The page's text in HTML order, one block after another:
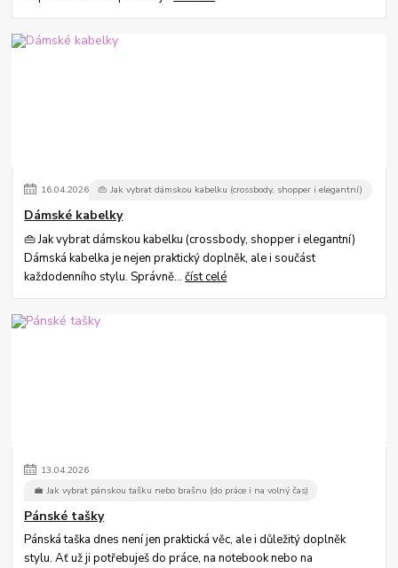
16.04.2026 👜 Jak vybrat dámskou kabelku (crossbody, shopper i elegantní)
Dámské kabelky
👜 Jak vybrat dámskou kabelku (crossbody, shopper i elegantní)
Dámská kabelka je nejen praktický doplněk, ale i součást
každodenního stylu. Správně...číst celé
13.04.2026
💼 Jak vybrat pánskou tašku nebo brašnu (do práce i na volný čas)
Pánské tašky
Pánská taška dnes není jen praktická věc, ale i důležitý doplněk
stylu. Ať už ji potřebuješ do práce, na notebook nebo na